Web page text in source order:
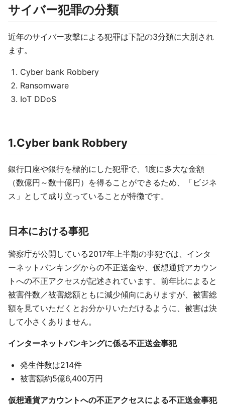
サイバー犯罪の分類
近年のサイバー攻撃による犯罪は下記の3分類に大別され
ます。
Cyber bank Robbery
Ransomware
IoT DDoS
1.Cyber bank Robbery
銀行口座や銀行を標的にした犯罪で、1度に多大な金額
（数億円～数十億円）を得ることができるため、「ビジネ
ス」として成り立っていることが特徴です。
日本における事犯
警察庁が公開している2017年上半期の事犯では、インタ
ーネットバンキングからの不正送金や、仮想通貨アカウン
トへの不正アクセスが記述されています。前年比によると
被害件数／被害総額ともに減少傾向にありますが、被害総
額を見ていただくとお分かりいただけるように、被害は決
して小さくありません。
インターネットバンキングに係る不正送金事犯
発生件数は214件
被害額約5億6,400万円
仮想通貨アカウントへの不正アクセスによる不正送金事犯